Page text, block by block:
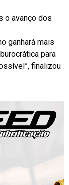
o avanço dos
ganhará mais
para
finalizou